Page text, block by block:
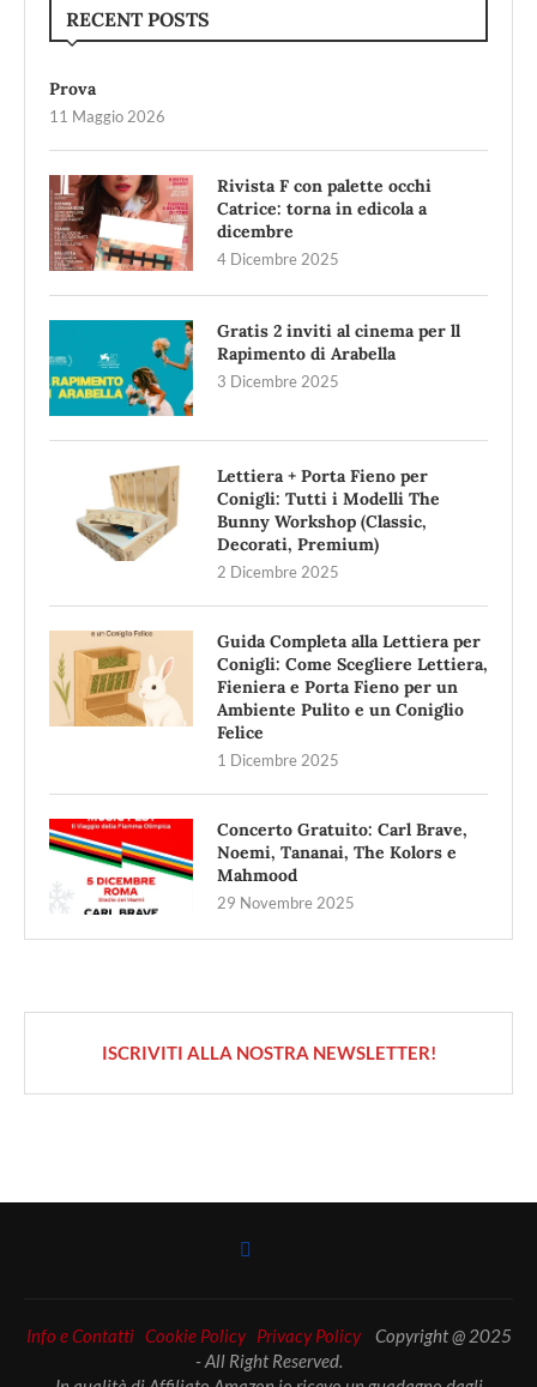
RECENT POSTS
Prova
11 Maggio 2026
Rivista F con palette occhi
Catrice: torna in edicola a
dicembre
4 Dicembre 2025
Gratis 2 inviti al cinema per ll
Rapimento di Arabella
3 Dicembre 2025
Lettiera + Porta Fieno per
Conigli: Tutti i Modelli The
Bunny Workshop (Classic,
Decorati, Premium)
2 Dicembre 2025
Guida Completa alla Lettiera per
Conigli: Come Scegliere Lettiera,
Fieniera e Porta Fieno per un
Ambiente Pulito e un Coniglio
Felice
1 Dicembre 2025
Concerto Gratuito: Carl Brave,
Noemi, Tananai, The Kolors e
Mahmood
29 Novembre 2025
ISCRIVITI ALLA NOSTRA NEWSLETTER!
Info e Contatti Cookie Policy Privacy PolicyCopyright @ 2025
- All Right Reserved.